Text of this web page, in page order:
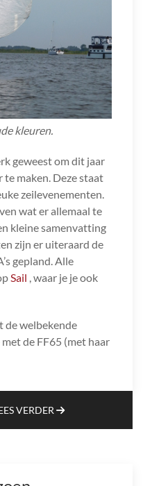
kleuren.
geweest om dit jaar
maken. Deze staat
zeilevenementen.
wat er allemaal te
kleine samenvatting
zijn er uiteraard de
gepland. Alle
Sail , waar je je ook
de welbekende
de FF65 (met haar
VERDER